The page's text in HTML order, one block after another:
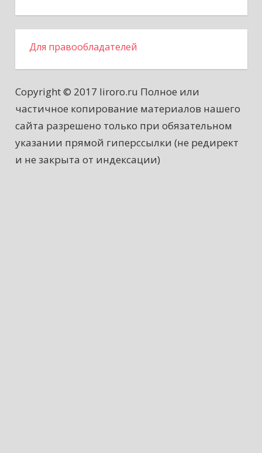
Для правообладателей
Copyright © 2017 liroro.ru Полное или
частичное копирование материалов нашего
сайта разрешено только при обязательном
указании прямой гиперссылки (не редирект
и не закрыта от индексации)